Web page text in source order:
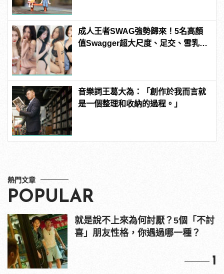
成人王者SWAG強勢歸來！5名高顏
值Swagger超大尺度、足交、雪乳、
音樂詞王葛大為：「創作於我而言就
是一個整理和收納的過程。」
熱門文章
POPULAR
就是說不上來為何討厭？5個「不討
喜」朋友性格，你遇過哪一種？
1